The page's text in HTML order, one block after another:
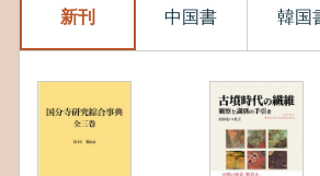
新刊 中国書 韓国